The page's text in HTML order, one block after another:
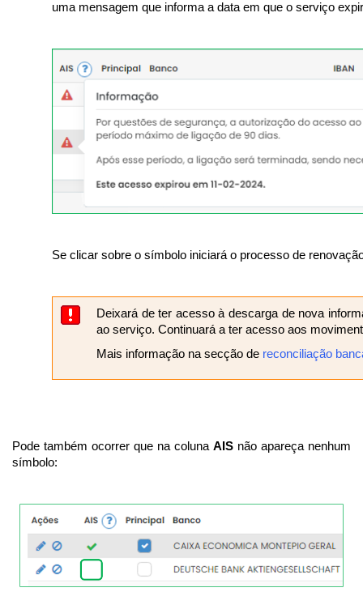
uma mensagem que informa a data em que o serviço
Se clicar sobre o símbolo iniciará o processo de
Deixará de ter acesso à descarga de nova
ao serviço. Continuará a ter acesso aos
Mais informação na secção de reconciliação
Pode também ocorrer que na coluna AIS não apareça nenhum
símbolo: